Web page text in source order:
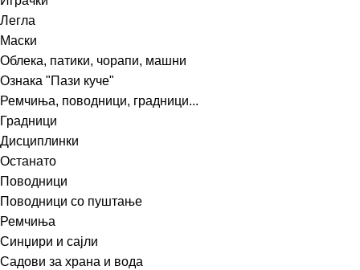
Легла
Маски
Облека, патики, чорапи, машни
Ознака "Пази куче"
Ремчиња, поводници, градници...
Градници
Дисциплинки
Останато
Поводници
Поводници со пуштање
Ремчиња
Синџири и сајли
Садови за храна и вода